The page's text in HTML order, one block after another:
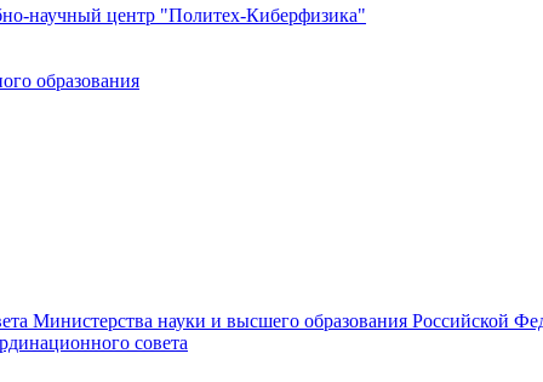
научный центр "Политех-Киберфизика"
образования
Министерства науки и высшего образования Российской
совета